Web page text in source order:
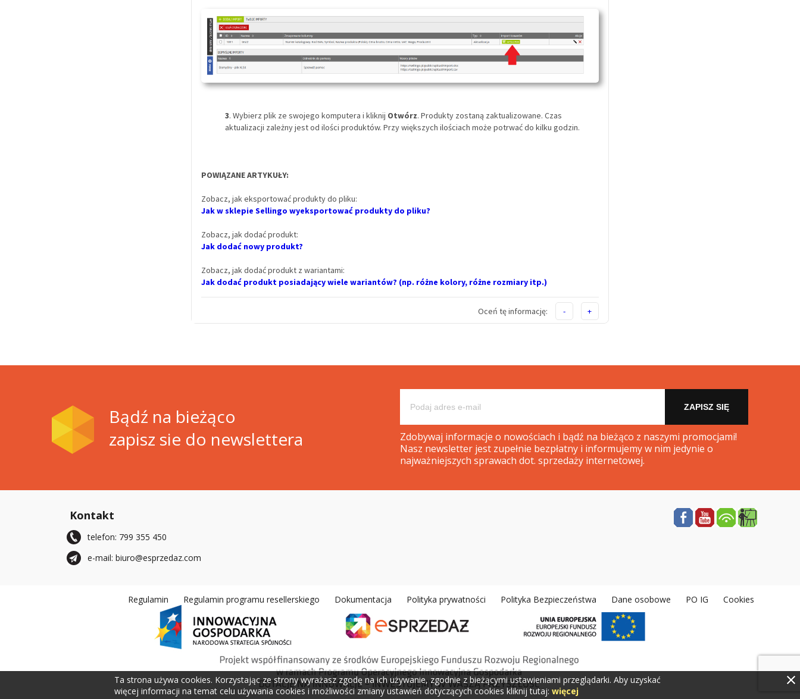
3. Wybierz plik ze swojego komputera i kliknij Otwórz. Produkty zostaną zaktualizowane. Czas
aktualizacji zależny jest od ilości produktów. Przy większych ilościach może potrwać do kilku godzin.
POWIĄZANE ARTYKUŁY:
Zobacz, jak eksportować produkty do pliku:
Jak w sklepie Sellingo wyeksportować produkty do pliku?
Zobacz, jak dodać produkt:
Jak dodać nowy produkt?
Zobacz, jak dodać produkt z wariantami:
Jak dodać produkt posiadający wiele wariantów? (np. różne kolory, różne rozmiary itp.)
Oceń tę informację: - +
Bądź na bieżąco
zapisz sie do newslettera
ZAPISZ SIĘ
Zdobywaj informacje o nowościach i bądź na bieżąco z naszymi promocjami!
Nasz newsletter jest zupełnie bezpłatny i informujemy w nim jedynie o
najważniejszych sprawach dot. sprzedaży internetowej.
Kontakt
telefon: 799 355 450
e-mail: biuro@esprzedaz.com
Regulamin Regulamin programu resellerskiego Dokumentacja Polityka prywatności Polityka Bezpieczeństwa Dane osobowe PO IG Cookies
Ta strona używa cookies. Korzystając ze strony wyrażasz zgodę na ich używanie, zgodnie z bieżącymi ustawieniami przeglądarki. Aby uzyskać
więcej informacji na temat celu używania cookies i możliwości zmiany ustawień dotyczących cookies kliknij tutaj: więcej